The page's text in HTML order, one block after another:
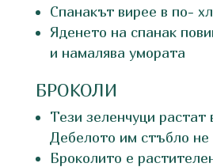
Спанакът вирее в по-
Яденето на спанак
и намалява умората
БРОКОЛИ
Тези зеленчуци растат
Дебелото им стъбло не
Броколито е